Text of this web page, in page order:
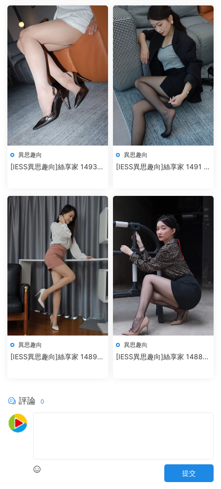
異思趣向
[IESS異思趣向]絲享家 1493
異思趣向
[IESS異思趣向]絲享家 1491 小
異思趣向
[IESS異思趣向]絲享家 1489
異思趣向
[IESS異思趣向]絲享家 1488
評論 0
提交